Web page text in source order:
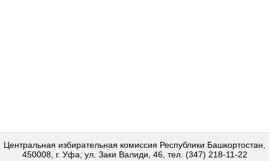
Центральная избирательная комиссия Республики Башкортостан,
450008, г. Уфа, ул. Заки Валиди, 46, тел. (347) 218-11-22